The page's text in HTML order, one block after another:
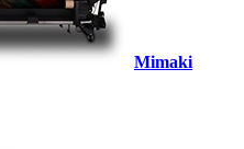
Mimaki